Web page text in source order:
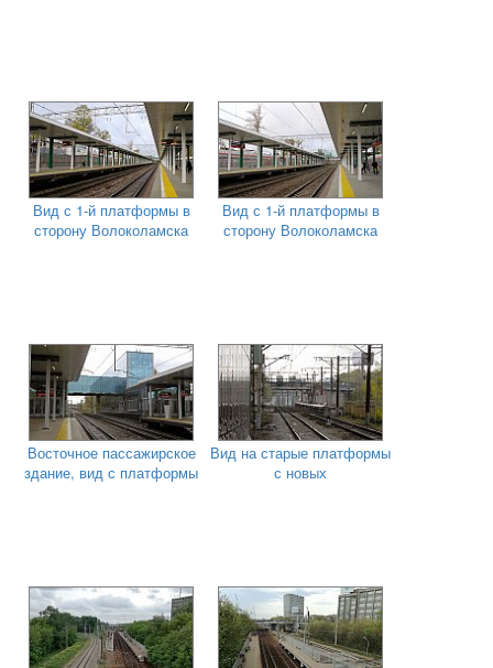
Вид с 1-й платформы в
сторону Волоколамска
Вид с 1-й платформы в
сторону Волоколамска
Восточное пассажирское
здание, вид с платформы
Вид на старые платформы
с новых